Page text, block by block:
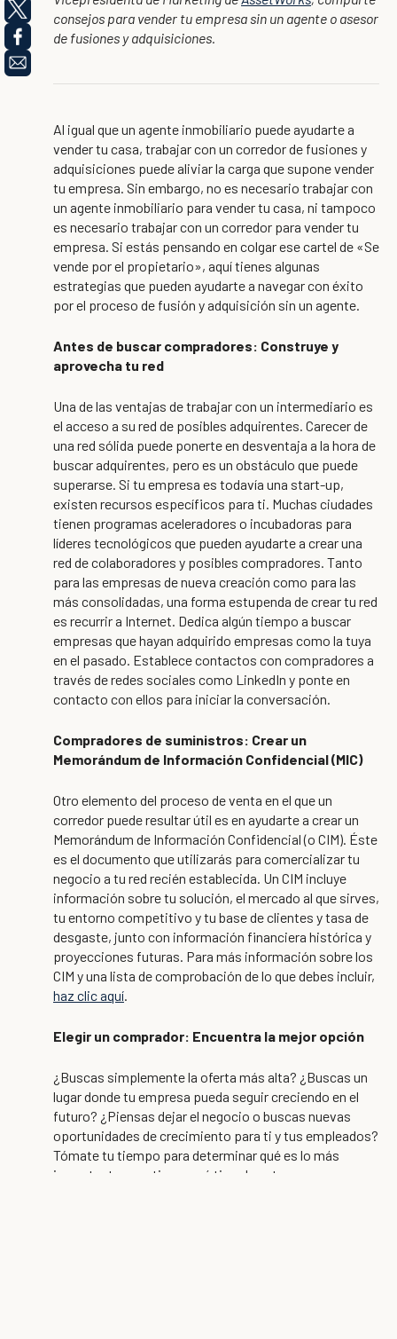
consejos para vender tu empresa sin un agente o asesor
de fusiones y adquisiciones.
Al igual que un agente inmobiliario puede ayudarte a
vender tu casa, trabajar con un corredor de fusiones y
adquisiciones puede aliviar la carga que supone vender
tu empresa. Sin embargo, no es necesario trabajar con
un agente inmobiliario para vender tu casa, ni tampoco
es necesario trabajar con un corredor para vender tu
empresa. Si estás pensando en colgar ese cartel de «Se
vende por el propietario», aquí tienes algunas
estrategias que pueden ayudarte a navegar con éxito
por el proceso de fusión y adquisición sin un agente.
Antes de buscar compradores: Construye y
aprovecha tu red
Una de las ventajas de trabajar con un intermediario es
el acceso a su red de posibles adquirentes. Carecer de
una red sólida puede ponerte en desventaja a la hora de
buscar adquirentes, pero es un obstáculo que puede
superarse. Si tu empresa es todavía una start-up,
existen recursos específicos para ti. Muchas ciudades
tienen programas aceleradores o incubadoras para
líderes tecnológicos que pueden ayudarte a crear una
red de colaboradores y posibles compradores. Tanto
para las empresas de nueva creación como para las
más consolidadas, una forma estupenda de crear tu red
es recurrir a Internet. Dedica algún tiempo a buscar
empresas que hayan adquirido empresas como la tuya
en el pasado. Establece contactos con compradores a
través de redes sociales como LinkedIn y ponte en
contacto con ellos para iniciar la conversación.
Compradores de suministros: Crear un
Memorándum de Información Confidencial (MIC)
Otro elemento del proceso de venta en el que un
corredor puede resultar útil es en ayudarte a crear un
Memorándum de Información Confidencial (o CIM). Éste
es el documento que utilizarás para comercializar tu
negocio a tu red recién establecida. Un CIM incluye
información sobre tu solución, el mercado al que sirves,
tu entorno competitivo y tu base de clientes y tasa de
desgaste, junto con información financiera histórica y
proyecciones futuras. Para más información sobre los
CIM y una lista de comprobación de lo que debes incluir,
haz clic aquí
Elegir un comprador: Encuentra la mejor opción
¿Buscas simplemente la oferta más alta? ¿Buscas un
lugar donde tu empresa pueda seguir creciendo en el
futuro? ¿Piensas dejar el negocio o buscas nuevas
oportunidades de crecimiento para ti y tus empleados?
Tómate tu tiempo para determinar qué es lo más
importante para ti y en qué tipo de entorno crees que